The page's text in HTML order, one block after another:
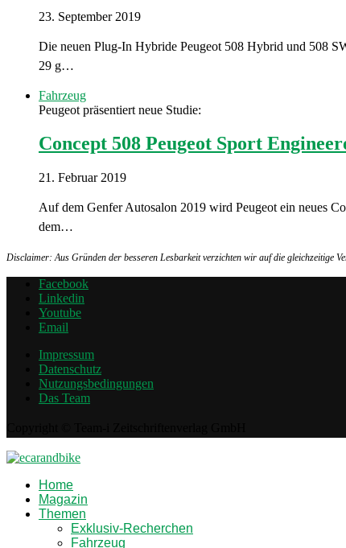
23. September 2019
Die neuen Plug-In Hybride Peugeot 508 Hybrid und 508
29 g…
Fahrzeug
Peugeot präsentiert neue Studie:
Concept 508 Peugeot Sport
21. Februar 2019
Auf dem Genfer Autosalon 2019 wird Peugeot ein neues
dem…
Disclaimer: Aus Gründen der besseren Lesbarkeit verzichten wir auf die gleichzeitige
Facebook
Linkedin
Youtube
Email
Impressum
Datenschutz
Nutzungsbedingungen
Das Team
Home
Magazin
Themen
Exklusiv-Recherchen
Fahrzeug